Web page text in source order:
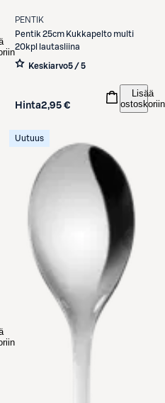
PENTIK
Pentik 25cm Kukkapelto multi
20kpl lautasliina
Keskiarvo5 / 5
Hinta2,95 €
Lisää
ostoskoriin
Uutuus